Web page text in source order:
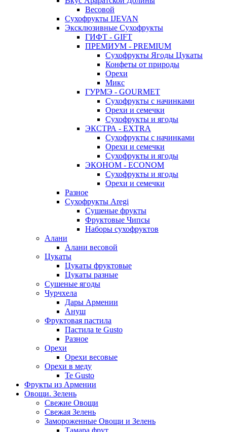
Весовой
Сухофрукты IJEVAN
Эксклюзивные Сухофрукты
ГИФТ - GIFT
ПРЕМИУМ - PREMIUM
Сухофрукты Ягоды Цукаты
Конфеты от природы
Орехи
Микс
ГУРМЭ - GOURMET
Сухофрукты с начинками
Орехи и семечки
Сухофрукты и ягоды
ЭКСТРА - EXTRA
Сухофрукты с начинками
Орехи и семечки
Сухофрукты и ягоды
ЭКОНОМ - ECONOM
Сухофрукты и ягоды
Орехи и семечки
Разное
Сухофрукты Aregi
Сушеные фрукты
Фруктовые Чипсы
Наборы сухофруктов
Алани
Алани весовой
Цукаты
Цукаты фруктовые
Цукаты разные
Сушеные ягоды
Чурчхела
Дары Армении
Ануш
Фруктовая пастила
Пастила te Gusto
Разное
Орехи
Орехи весовые
Орехи в меду
Te Gusto
Фрукты из Армении
Овощи. Зелень
Свежие Овощи
Свежая Зелень
Замороженные Овощи и Зелень
Тамара фрут